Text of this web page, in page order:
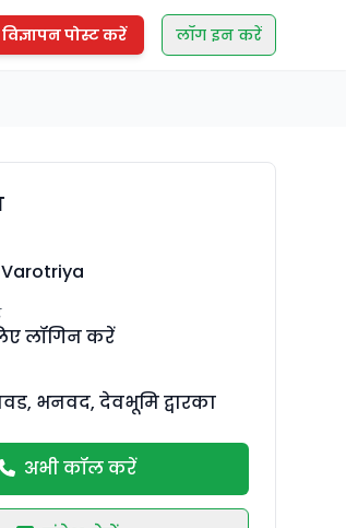
विज्ञापन पोस्ट करें लॉग इन करें
लॉगिन करें
भनवद, देवभूमि द्वारका
अभी कॉल करें